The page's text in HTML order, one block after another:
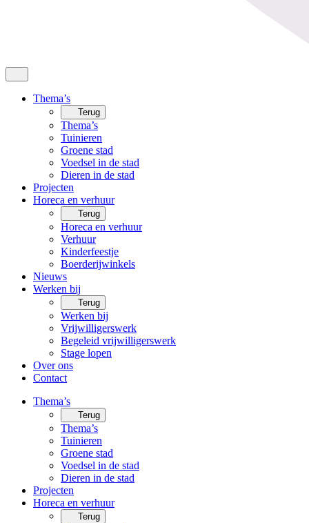
Thema’s
Terug
Thema’s
Tuinieren
Groene stad
Voedsel in de stad
Dieren in de stad
Projecten
Horeca en verhuur
Terug
Horeca en verhuur
Verhuur
Kinderfeestje
Boerderijwinkels
Nieuws
Werken bij
Terug
Werken bij
Vrijwilligerswerk
Begeleid vrijwilligerswerk
Stage lopen
Over ons
Contact
Thema’s
Terug
Thema’s
Tuinieren
Groene stad
Voedsel in de stad
Dieren in de stad
Projecten
Horeca en verhuur
Terug